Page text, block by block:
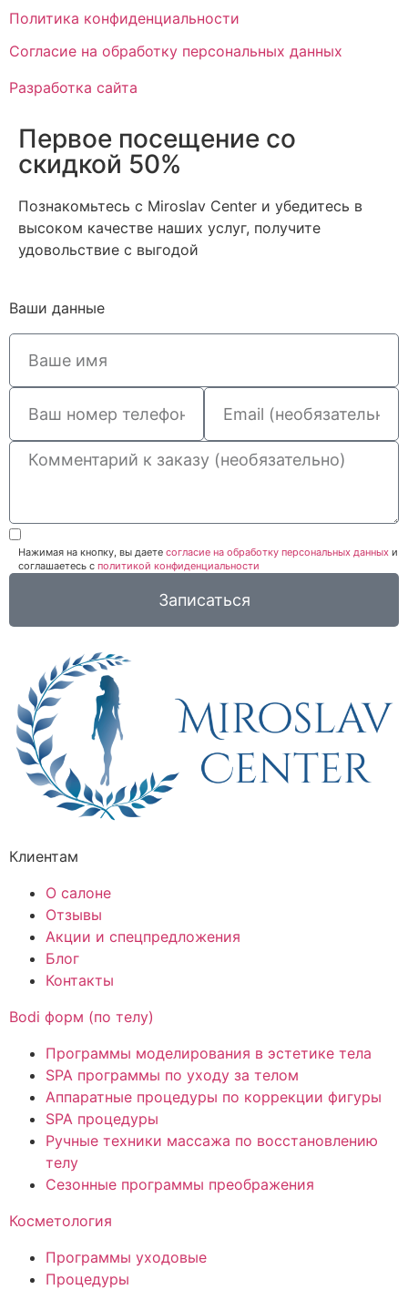
Политика конфиденциальности
Cогласие на обработку персональных данных
Разработка сайта
Первое посещение со
скидкой 50%
Познакомьтесь с Miroslav Сenter и убедитесь в
высоком качестве наших услуг, получите
удовольствие с выгодой
Ваши данные
Нажимая на кнопку, вы даете согласие на обработку персональных данных и
соглашаетесь c политикой конфиденциальности
Записаться
Клиентам
О салоне
Отзывы
Акции и спецпредложения
Блог
Контакты
Bodi форм (по телу)
Программы моделирования в эстетике тела
SPA программы по уходу за телом
Аппаратные процедуры по коррекции фигуры
SPA процедуры
Ручные техники массажа по восстановлению
телу
Сезонные программы преображения
Косметология
Программы уходовые
Процедуры